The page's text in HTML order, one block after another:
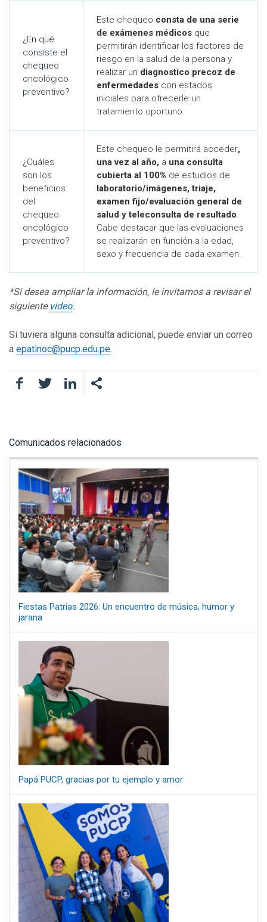
¿En qué
consiste el
chequeo
oncológico
preventivo?
Este chequeo consta de una serie
de exámenes médicos que
permitirán identificar los factores de
riesgo en la salud de la persona y
realizar un diagnostico precoz de
enfermedades con estados
iniciales para ofrecerle un
tratamiento oportuno.
¿Cuáles
son los
beneficios
del
chequeo
oncológico
preventivo?
Este chequeo le permitirá acceder,
una vez al año, a una consulta
cubierta al 100% de estudios de
laboratorio/imágenes, triaje,
examen fijo/evaluación general de
salud y teleconsulta de resultado.
Cabe destacar que las evaluaciones
se realizarán en función a la edad,
sexo y frecuencia de cada examen.
*Si desea ampliar la información, le invitamos a revisar el
siguiente video.
Si tuviera alguna consulta adicional, puede enviar un correo
a epatinoc@pucp.edu.pe.
FacebookTwitterLinkedIn
Comunicados relacionados
Fiestas Patrias 2026: Un encuentro de música, humor y
jarana
Papá PUCP, gracias por tu ejemplo y amor